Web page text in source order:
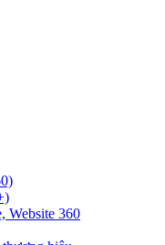
Website 360